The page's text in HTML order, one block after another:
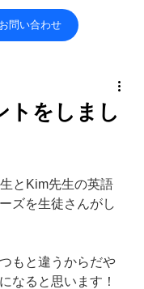
お問い合わせ
トをしまし
とKim先生の英語
ズを生徒さんがし
もと違うからだや
なると思います！